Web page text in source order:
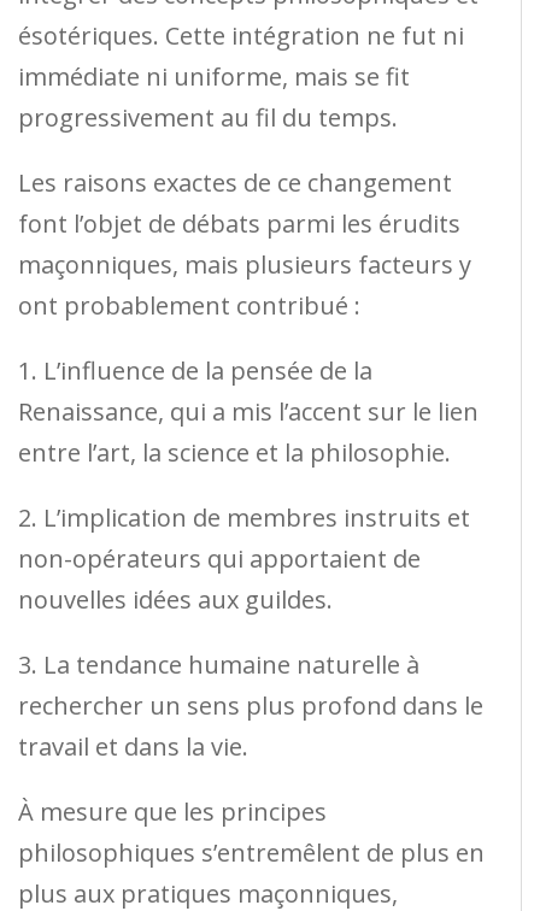
ésotériques. Cette intégration ne fut ni
immédiate ni uniforme, mais se fit
progressivement au fil du temps.
Les raisons exactes de ce changement
font l’objet de débats parmi les érudits
maçonniques, mais plusieurs facteurs y
ont probablement contribué :
1. L’influence de la pensée de la
Renaissance, qui a mis l’accent sur le lien
entre l’art, la science et la philosophie.
2. L’implication de membres instruits et
non-opérateurs qui apportaient de
nouvelles idées aux guildes.
3. La tendance humaine naturelle à
rechercher un sens plus profond dans le
travail et dans la vie.
À mesure que les principes
philosophiques s’entremêlent de plus en
plus aux pratiques maçonniques,